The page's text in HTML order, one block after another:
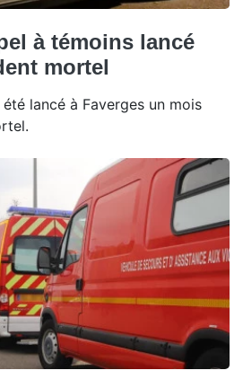
à témoins lancé
mortel
lancé à Faverges un mois